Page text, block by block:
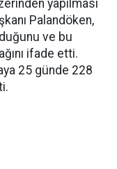
yapılması
Palandöken,
ve bu
ifade etti.
25 günde 228